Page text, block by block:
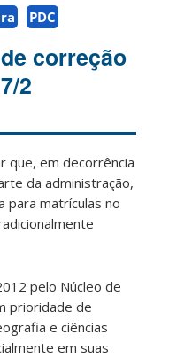
PDC
correção
2
que, em decorrência
da administração,
para matrículas no
pelo Núcleo de
prioridade de
e ciências
em suas